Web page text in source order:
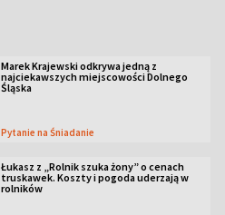
Marek Krajewski odkrywa jedną z
najciekawszych miejscowości Dolnego
Śląska
Pytanie na Śniadanie
Łukasz z „Rolnik szuka żony” o cenach
truskawek. Koszty i pogoda uderzają w
rolników